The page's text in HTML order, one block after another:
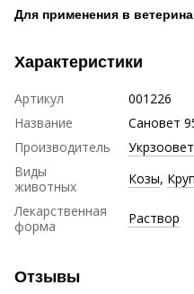
Для применения в
Характеристики
Артикул
001226
Название
Сановет
Производитель
Виды
животных
Козы,
Лекарственная
форма
Раствор
Отзывы